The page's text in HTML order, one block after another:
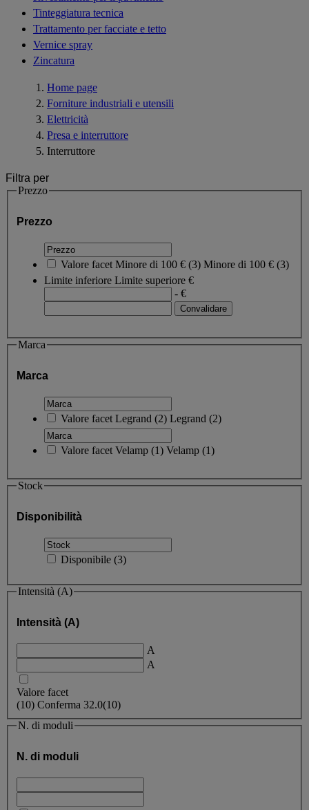
Tinteggiatura tecnica
Trattamento per facciate e tetto
Vernice spray
Zincatura
Home page
Forniture industriali e utensili
Elettricità
Presa e interruttore
Interruttore
Filtra per
Prezzo
Prezzo
Valore facet Minore di 100 € (3) Minore di 100 € (3)
Limite inferiore Limite superiore €
- €
Marca
Marca
Valore facet Legrand (2) Legrand (2)
Valore facet Velamp (1) Velamp (1)
Stock
Disponibilità
Disponibile (3)
Intensità (A)
Intensità (A)
A
A
Valore facet
(10) Conferma 32.0(10)
N. di moduli
N. di moduli